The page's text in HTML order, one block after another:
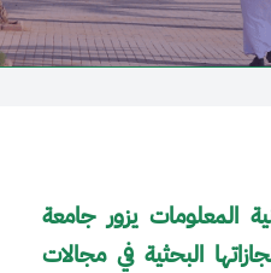
المعلومات يزور جامعة
البحثية في مجالات